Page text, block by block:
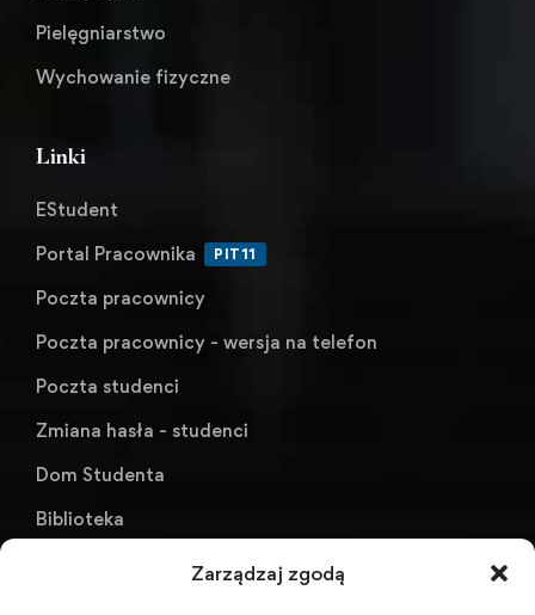
Zarządzaj zgodą
Pielęgniarstwo
Wychowanie fizyczne
Linki
EStudent
Portal Pracownika
PIT11
Poczta pracownicy
Poczta pracownicy - wersja na telefon
Poczta studenci
Zmiana hasła - studenci
Dom Studenta
Biblioteka
KU AZS ANS w Raciborzu